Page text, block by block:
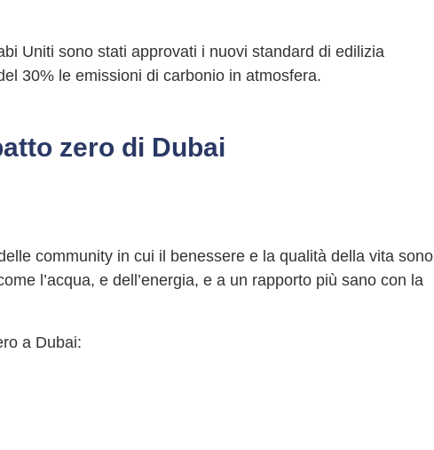
Uniti sono stati approvati i nuovi standard di edilizia
30% le emissioni di carbonio in atmosfera.
zero di Dubai
community in cui il benessere e la qualità della vita sono
l’acqua, e dell’energia, e a un rapporto più sano con la
a Dubai: